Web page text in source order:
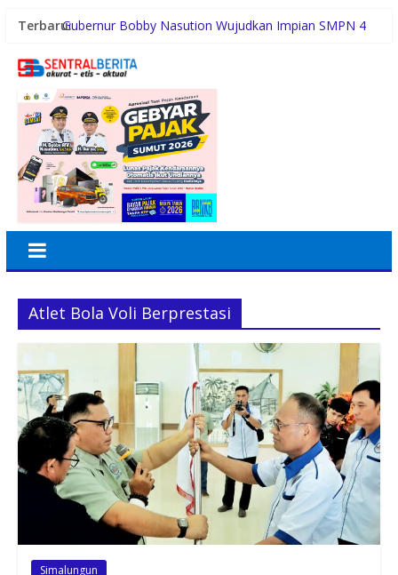
Terbaru:Gubernur Bobby Nasution Wujudkan Impian SMPN 4
Duta Genre Harus Jadi Penggerak Remaja, Rico Waas:
Sutarto Minta Banteng Sumut Merah FC Harumkan
Nama Sumut di Ajang Soekarno Cup 2026
Persiapan HUT RI ke-81, Anggota Paskibra Kecamatan
Idi Tunong Mulai Gelar Latihan Intensif
Satres PPAPPO Polres Karo Ringkus Pemuda
Atlet Bola Voli Berprestasi
Simalungun